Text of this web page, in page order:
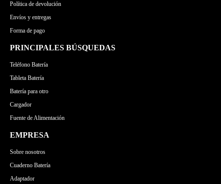
Política de devolución
Envíos y entregas
Forma de pago
PRINCIPALES BÚSQUEDAS
Teléfono Batería
Tableta Batería
Batería para otro
Cargador
Fuente de Alimentación
EMPRESA
Sobre nosotros
Cuaderno Batería
Adaptador